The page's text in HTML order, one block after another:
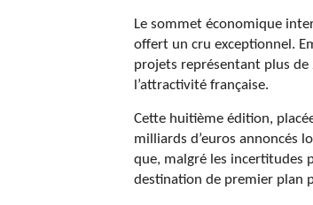
Le sommet économique
offert un cru exceptionnel.
projets représentant plus de
l’attractivité française.
Cette huitième édition,
milliards d’euros annoncés
que, malgré les incertitudes
destination de premier plan